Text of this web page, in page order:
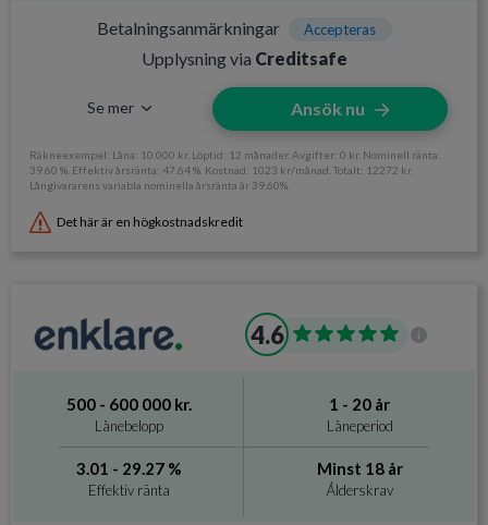
Betalningsanmärkningar Accepteras
Upplysning via Creditsafe
Se mer Ansök nu
Räkneexempel: Låna: 10.000 kr. Löptid: 12 månader. Avgifter: 0 kr. Nominell ränta:
39.60 %. Effektiv årsränta: 47.64 %. Kostnad: 1023 kr/månad. Totalt: 12272 kr.
Långivararens variabla nominella årsränta är 39.60%.
Det här är en högkostnadskredit
Utan UC Ja
Direktutbetalning Ja, Dygnet runt
Krav och avgifter
4.6
500 - 600 000 kr.
Lånebelopp
1 - 20 år
Låneperiod
3.01 - 29.27 %
Effektiv ränta
Minst 18 år
Ålderskrav